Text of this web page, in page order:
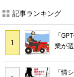
記事ランキング
「
業が
「情